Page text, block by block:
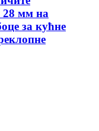
28 мм на
за кућне